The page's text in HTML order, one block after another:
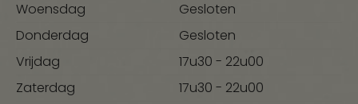
Woensdag
Gesloten
Donderdag
Gesloten
Vrijdag
17u30 - 22u00
Zaterdag
17u30 - 22u00